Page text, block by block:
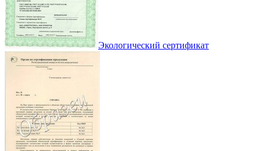
Экологический сертификат